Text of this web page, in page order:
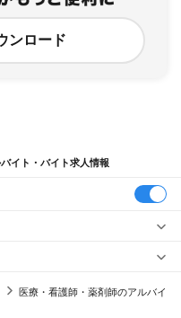
ンロード
イト・バイト求人情報
医療・看護師・薬剤師のアルバイ